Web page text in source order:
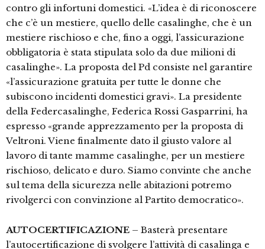
contro gli infortuni domestici. «L’idea è di riconoscere
che c’è un mestiere, quello delle casalinghe, che è un
mestiere rischioso e che, fino a oggi, l’assicurazione
obbligatoria è stata stipulata solo da due milioni di
casalinghe». La proposta del Pd consiste nel garantire
«l’assicurazione gratuita per tutte le donne che
subiscono incidenti domestici gravi». La presidente
della Federcasalinghe, Federica Rossi Gasparrini, ha
espresso «grande apprezzamento per la proposta di
Veltroni. Viene finalmente dato il giusto valore al
lavoro di tante mamme casalinghe, per un mestiere
rischioso, delicato e duro. Siamo convinte che anche
sul tema della sicurezza nelle abitazioni potremo
rivolgerci con convinzione al Partito democratico».
AUTOCERTIFICAZIONE – Basterà presentare
l’autocertificazione di svolgere l’attività di casalinga e